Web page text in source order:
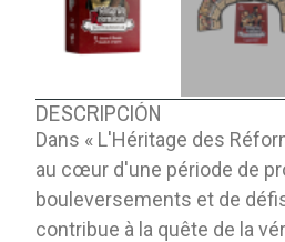
DESCRIPCIÓN
Dans « L'Héritage des
au cœur d'une période de
bouleversements et de
contribue à la quête de la